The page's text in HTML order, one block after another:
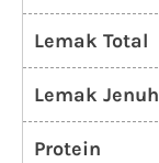
Lemak Total
Lemak Jenuh
Protein